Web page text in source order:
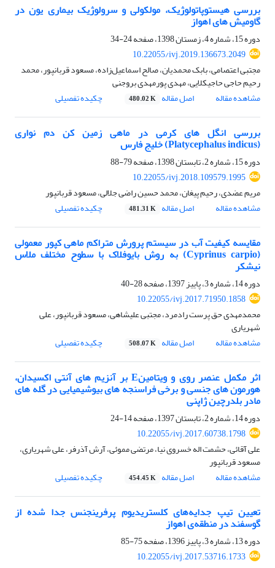
بررسی هیستوپاتولوژیک، مولکولی و سرولوژیک بیماری یون در
گاومیش های اهواز
دوره 15، شماره 4، زمستان 1398، صفحه
24-34
10.22055/ivj.2019.136673.2049
مجتبی اعتصامی، بابک محمدیان، صالح اسماعیل‌زاده، مسعود قربانپور، محمد
رحیم حاجی حاجیکلایی، مهدی پورمهدی بروجنی
مشاهده مقاله
اصل مقاله 480.02 K چکیده تفصیلی
بررسی انگل های کرمی در ماهی زمین کن دم نواری
(Platycephalus indicus) خلیج فارس
دوره 15، شماره 2، تابستان 1398، صفحه
79-88
10.22055/ivj.2018.109579.1995
مریم عضدی، رحیم پیغان، محمد حسین راضی جلالی، مسعود قربانپور
مشاهده مقاله
اصل مقاله 481.31 K چکیده تفصیلی
مقایسه کیفیت آب در سیستم پرورش متراکم ماهی کپور معمولی
(Cyprinus carpio) به روش بایوفلاک با سطوح مختلف ملاس
نیشکر
دوره 14، شماره 3، پاییز 1397، صفحه
28-40
10.22055/ivj.2017.71950.1858
محمدمهدی حق پرست رادمرد، مجتبی علیشاهی، مسعود قربانپور، علی
شهریاری
مشاهده مقاله
اصل مقاله 508.07 K چکیده تفصیلی
اثر مکمل عنصر روی و ویتامینE بر آنزیم های آنتی اکسیدان،
هورمون های جنسی و برخی فراسنجه های بیوشیمیایی در گله های
مادر بلدرچین ژاپنی
دوره 14، شماره 2، تابستان 1397، صفحه
14-24
10.22055/ivj.2017.60738.1798
علی آقائی، حشمت اله خسروی نیا، مرتضی مموئی، آرش آذرفر، علی شهریاری،
مسعود قربانپور
مشاهده مقاله
اصل مقاله 454.45 K چکیده تفصیلی
تعیین تیپ جدایه‌های کلستریدیوم پرفرینجنس جدا شده از
گوسفند در منطقه‌ی اهواز
دوره 13، شماره 3، پاییز 1396، صفحه
75-85
10.22055/ivj.2017.53716.1733